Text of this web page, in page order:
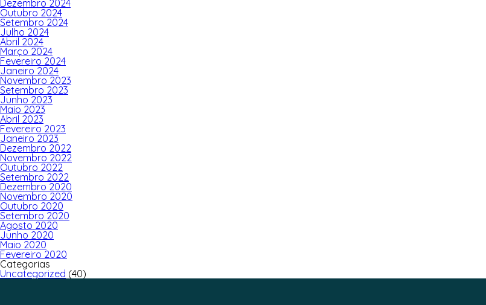
Dezembro 2024
Outubro 2024
Setembro 2024
Julho 2024
Abril 2024
Março 2024
Fevereiro 2024
Janeiro 2024
Novembro 2023
Setembro 2023
Junho 2023
Maio 2023
Abril 2023
Fevereiro 2023
Janeiro 2023
Dezembro 2022
Novembro 2022
Outubro 2022
Setembro 2022
Dezembro 2020
Novembro 2020
Outubro 2020
Setembro 2020
Agosto 2020
Junho 2020
Maio 2020
Fevereiro 2020
Categorias
Uncategorized (40)